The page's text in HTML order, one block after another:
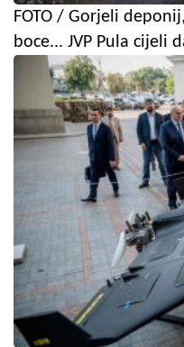
FOTO / Gorjeli
boce... JVP Pula cijeli